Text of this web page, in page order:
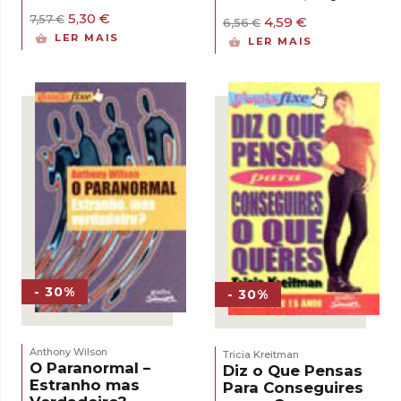
7,57€ O
preço
5,30 €
preço
LER MAIS
6,56€ O
preço
6,56 €.
4,59 €
preço
4,59 €.
LER MAIS
- 30%
Anthony Wilson
O Paranormal –
Estranho mas
- 30%
Tricia Kreitman
Diz o Que Pensas
Para Conseguires